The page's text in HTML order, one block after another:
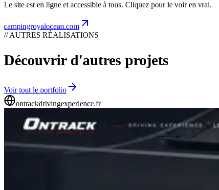
Le site est en ligne et accessible à tous. Cliquez pour le voir en vrai.
campingroyalocean.com
// AUTRES RÉALISATIONS
Découvrir d'autres projets
Voir tout le portfolio
ontrackdrivingexperience.fr